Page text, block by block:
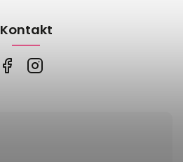
Kontakt